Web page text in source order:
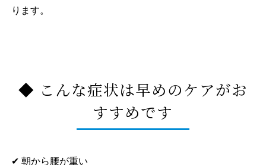
ります。
◆ こんな症状は早めのケアがお
すすめです
✔ 朝から腰が重い